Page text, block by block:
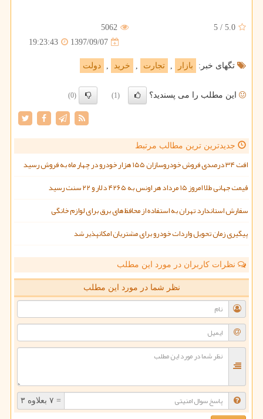
5.0
/
5
5062
1397/09/07
19:23:43
تگهای خبر: بازار , تجارت , خرید , دولت
این مطلب را می پسندید؟ (1)
(0)
جدیدترین ترین مطالب مرتبط
افت ۳۴ درصدی فروش خودروسازان ۱۵۵ هزار خودرو در چهار ماه به فروش رسید
قیمت جهانی طلا امروز ۱۵ مرداد هر اونس به ۴۲۶۵ دلار و ۲۲ سنت رسید
سفارش استاندارد تهران به استفاده از محافظ های برق برای لوازم خانگی
پیگیری زمان تحویل واردات خودرو برای مشتریان امکانپذیر شد
نظرات کاربران در مورد این مطلب
نظر شما در مورد این مطلب
= ۷ بعلاوه ۳